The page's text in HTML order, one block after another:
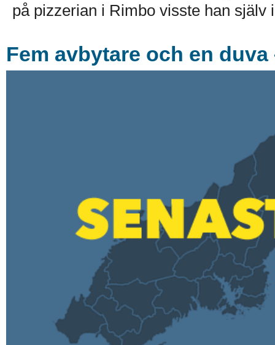
på pizzerian i Rimbo visste han själv
Fem avbytare och en